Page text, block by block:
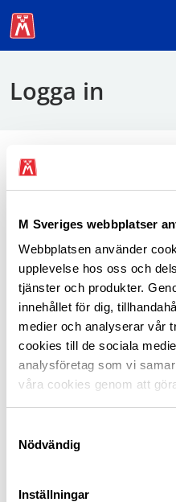
M Sveriges webbplatser
Webbplatsen använder
upplevelse hos oss och
tjänster och produkter.
innehållet för dig,
medier och analyserar vår
cookies till de sociala
analysföretag som vi
våra cookies genom att
Nödvändig
Inställningar
Logga in
För att logga in
BankID.
Logga in som